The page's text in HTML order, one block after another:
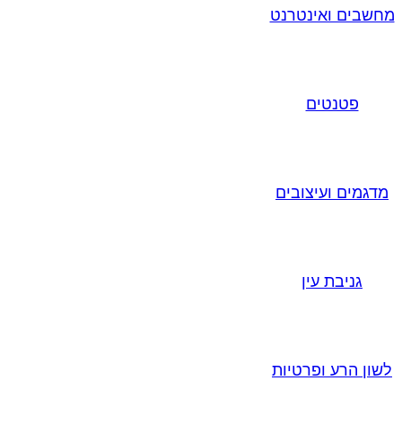
מחשבים ואינטרנט
פטנטים
מדגמים ועיצובים
גניבת עין
לשון הרע ופרטיות